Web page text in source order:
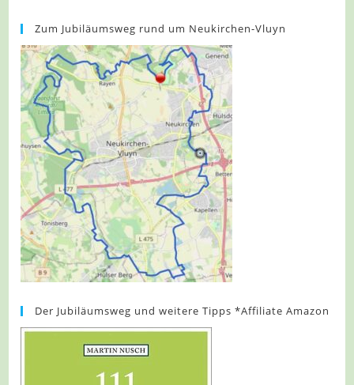
Zum Jubiläumsweg rund um Neukirchen-Vluyn
Der Jubiläumsweg und weitere Tipps *Affiliate Amazon